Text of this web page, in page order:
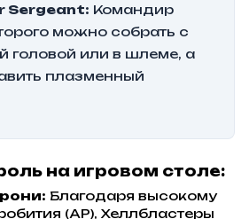
Sergeant: Командир
можно собрать с
головой или в шлеме, а
плазменный
на игровом столе:
Благодаря высокому
(AP), Хеллбластеры